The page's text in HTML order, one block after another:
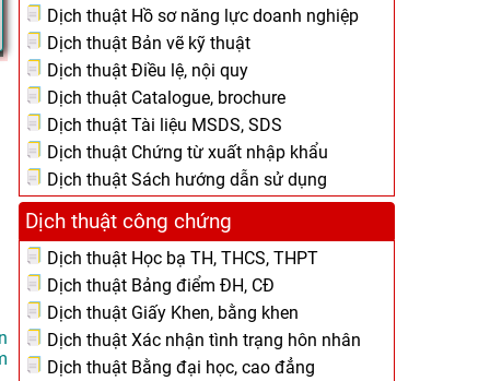
Dịch thuật Hồ sơ năng lực doanh nghiệp
Dịch thuật Bản vẽ kỹ thuật
Dịch thuật Điều lệ, nội quy
Dịch thuật Catalogue, brochure
Dịch thuật Tài liệu MSDS, SDS
Dịch thuật Chứng từ xuất nhập khẩu
Dịch thuật Sách hướng dẫn sử dụng
Dịch thuật công chứng
Dịch thuật Học bạ TH, THCS, THPT
Dịch thuật Bảng điểm ĐH, CĐ
Dịch thuật Giấy Khen, bằng khen
Dịch thuật Xác nhận tình trạng hôn nhân
Dịch thuật Bằng đại học, cao đẳng